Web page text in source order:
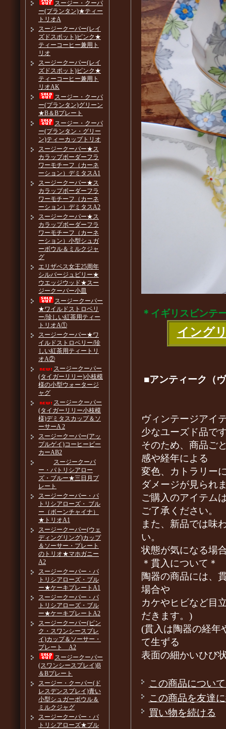
＊イギリスビンテ
イング
■アンティーク（
ヴィンテージアイ
少なユーズド品で
そのため、商品ご
感や経年による
変色、カトラリー
ダメージが見られ
ご購入のアイテム
ご了承ください。
また、新品では味
い。
状態が気になる場
＊貫入について＊
陶器の商品には、
場合や
カケやヒビなど目
だきます。)
(貫入は陶器の経年
て生ずる
表面の細かいひび
この商品につい
この商品を友達
買い物を続ける
スージー・クーパ
ー(プランタン)★ティー
トリオA
スージークーパー(レイ
ズドスポット)ピンク★
ティーコーヒー兼用ト
リオ
スージークーパー(レイ
ズドスポット)ピンク★
ティーコーヒー兼用ト
リオAK
スージー・クーパ
ー(プランタン)グリーン
★B＆Bプレート
スージー・クーパ
ー(プランタン・グリー
ン)ティーカップトリオ
スージークーパー★ス
カラップボーダーフラ
ワーモチーフ（カーネ
ーション）デミタスA1
スージークーパー★ス
カラップボーダーフラ
ワーモチーフ（カーネ
ーション）デミタスA2
スージークーパー★ス
カラップボーダーフラ
ワーモチーフ（カーネ
ーション）小型シュガ
ーボウル＆ミルクジャ
グ
エリザベス女王25周年
シルバージュビリー★
ウエッジウッド★スー
ジークーパー小皿
スージークーパー
★ワイルドストロベリ
ー/珍しい紅茶用ティー
トリオA①
スージークーパー★ワ
イルドストロベリー/珍
しい紅茶用ティートリ
オA②
スージークーパー
(タイガーリリー)小枝模
様の小型ウォータージ
ャグ
スージークーパー
(タイガーリリー小枝模
様)デミタスカップ＆ソ
ーサーA 2
スージークーパー(アッ
プルゲイ)コーヒービー
カーAB2
スージークーパ
ー・パトリシアロー
ズ・ブルー★三日月プ
レート
スージークーパー・パ
トリシアローズ・ ブル
ー（ボーンチャイナ）
★トリオA1
スージークーパー(ウェ
ディングリング)カップ
＆ソーサー・プレート
のトリオ★マホガニー
A2
スージークーパー・パ
トリシアローズ・ブル
ー★ケーキプレートA1
スージークーパー・パ
トリシアローズ・ブル
ー★ケーキプレートA2
スージークーパー(ピン
ク・スワンシースプレ
イ)カップ＆ソーサー・
プレート A2
スージークーパー
(スワンシースプレイ)B
＆Bプレート
スージー・クーパー(ド
レスデンスプレイ)青い
小型シュガーボウル＆
ミルクジャグ
スージークーパー・パ
トリシアローズ★ブル